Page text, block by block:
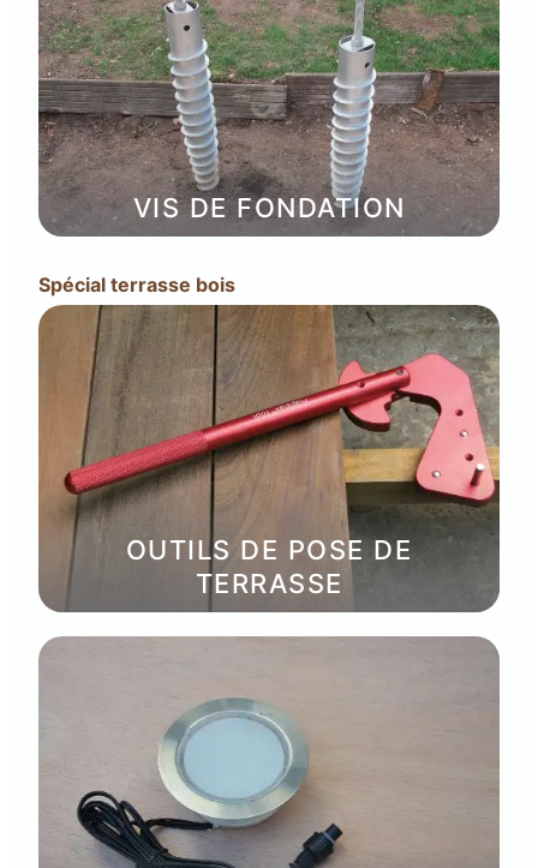
VIS DE FONDATION
Spécial terrasse bois
OUTILS DE POSE DE
TERRASSE